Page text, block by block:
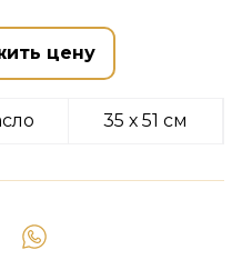
цену
35 х 51 см